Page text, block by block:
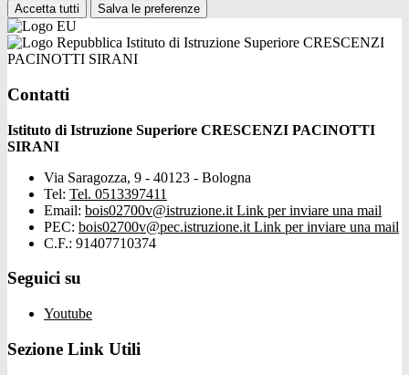
Accetta tutti Salva le preferenze
Istituto di Istruzione Superiore CRESCENZI
PACINOTTI SIRANI
Contatti
Istituto di Istruzione Superiore CRESCENZI PACINOTTI
SIRANI
Via Saragozza, 9 - 40123 - Bologna
Tel: Tel. 0513397411
Email: bois02700v@istruzione.it Link per inviare una mail
PEC: bois02700v@pec.istruzione.it Link per inviare una mail
C.F.: 91407710374
Seguici su
Youtube
Sezione Link Utili